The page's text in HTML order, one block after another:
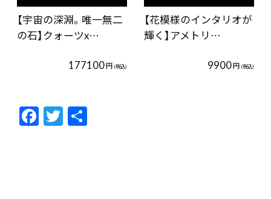
【宇宙の深淵。唯一無二
の石】クォーツx…
177100円 (税込)
【花模様のインタリオが
輝く】アメトリ…
9900円 (税込)
F
ac
T
w